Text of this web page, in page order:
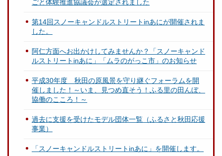
ごと体験推進協議会が選定されました
第14回スノーキャンドルストリートinあにが開催されま
した。
阿仁方面へお出かけしてみませんか？「スノーキャンド
ルストリートinあに」「ムラのがっこ市」のお知らせ
平成30年度 秋田の原風景を守り継ぐフォーラムを開
催しました！～いま、見つめ直そう！ふる里の田んぼ、
協働のこころ！～
過去に支援を受けたモデル団体一覧（ふるさと秋田応援
事業）
「スノーキャンドルストリートinあに」を開催します。